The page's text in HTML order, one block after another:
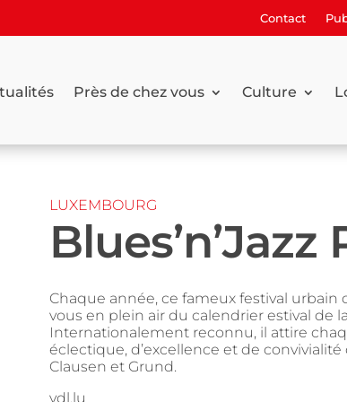
Contact
Près de chez vous Culture
LUXEMBOURG
Blues’n’Jazz
Chaque année, ce fameux festival
vous en plein air du calendrier estival de
Internationalement reconnu, il attire
éclectique, d’excellence et de
Clausen et Grund.
vdl.lu